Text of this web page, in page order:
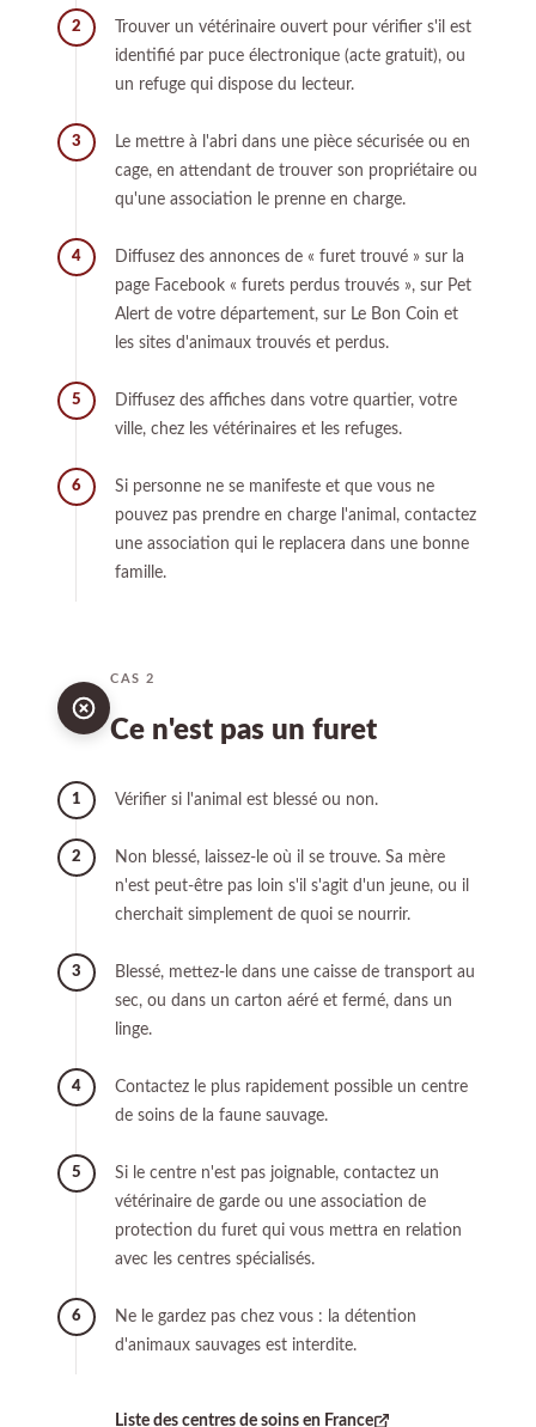
2
Trouver un vétérinaire ouvert pour vérifier s'il est
identifié par puce électronique (acte gratuit), ou
un refuge qui dispose du lecteur.
3
Le mettre à l'abri dans une pièce sécurisée ou en
cage, en attendant de trouver son propriétaire ou
qu'une association le prenne en charge.
4
Diffusez des annonces de « furet trouvé » sur la
page Facebook « furets perdus trouvés », sur Pet
Alert de votre département, sur Le Bon Coin et
les sites d'animaux trouvés et perdus.
5
Diffusez des affiches dans votre quartier, votre
ville, chez les vétérinaires et les refuges.
6
Si personne ne se manifeste et que vous ne
pouvez pas prendre en charge l'animal, contactez
une association qui le replacera dans une bonne
famille.
CAS 2
Ce n'est pas un furet
1 Vérifier si l'animal est blessé ou non.
2
Non blessé, laissez-le où il se trouve. Sa mère
n'est peut-être pas loin s'il s'agit d'un jeune, ou il
cherchait simplement de quoi se nourrir.
3
Blessé, mettez-le dans une caisse de transport au
sec, ou dans un carton aéré et fermé, dans un
linge.
4
Contactez le plus rapidement possible un centre
de soins de la faune sauvage.
5
Si le centre n'est pas joignable, contactez un
vétérinaire de garde ou une association de
protection du furet qui vous mettra en relation
avec les centres spécialisés.
6
Ne le gardez pas chez vous : la détention
d'animaux sauvages est interdite.
Liste des centres de soins en France